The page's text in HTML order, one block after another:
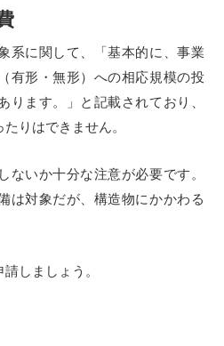
系に関して、「基本的に、事業
有形・無形）への相応規模の投
ります。」と記載されており、
りはできません。
ないか十分な注意が必要です。
は対象だが、構造物にかかわる
しましょう。